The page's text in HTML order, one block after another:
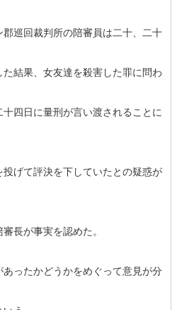
巡回裁判所の陪審員は二十、二十
結果、女友達を殺害した罪に問わ
四日に量刑が言い渡されることに
げて評決を下していたとの疑惑が
長が事実を認めた。
ったかどうかをめぐって意見が分